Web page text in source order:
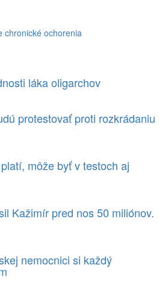
láka oligarchov
protestovať proti rozkrádaniu
môže byť v testoch aj
Kažimír pred nos 50 miliónov.
nemocnici si každý